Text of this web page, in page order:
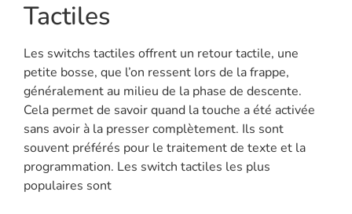
Tactiles
Les switchs tactiles offrent un retour tactile, une
petite bosse, que l’on ressent lors de la frappe,
généralement au milieu de la phase de descente.
Cela permet de savoir quand la touche a été activée
sans avoir à la presser complètement. Ils sont
souvent préférés pour le traitement de texte et la
programmation. Les switch tactiles les plus
populaires sont